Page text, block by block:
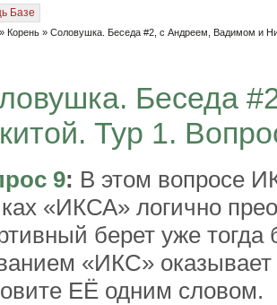
Базе
» Корень » Соловушка. Беседа #2, с Андреем, Вадимом и
Беседа
Тур 1.
9: В этом вопросе
«ИКСА» логично
берет уже
«ИКС»
ЕЁ одним словом.